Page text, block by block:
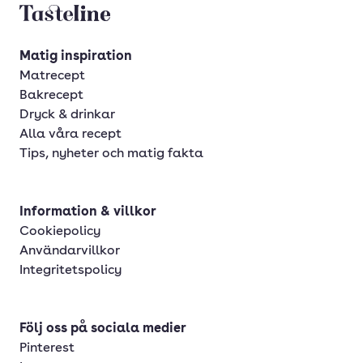
Sverige
Thailand
Turkiet
Vietnam
Västindien
Tasteline startsida
Matig inspiration
Matrecept
Bakrecept
Dryck & drinkar
Alla våra recept
Tips, nyheter och matig fakta
Information & villkor
Cookiepolicy
Användarvillkor
Integritetspolicy
Följ oss på sociala medier
Pinterest